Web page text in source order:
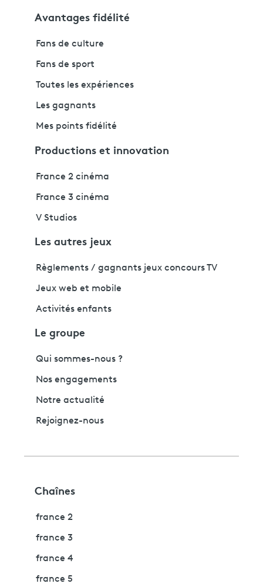
Avantages fidélité
Fans de culture
Fans de sport
Toutes les expériences
Les gagnants
Mes points fidélité
Productions et innovation
France 2 cinéma
France 3 cinéma
V Studios
Les autres jeux
Règlements / gagnants jeux concours TV
Jeux web et mobile
Activités enfants
Le groupe
Qui sommes-nous ?
Nos engagements
Notre actualité
Rejoignez-nous
Chaînes
france 2
france 3
france 4
france 5